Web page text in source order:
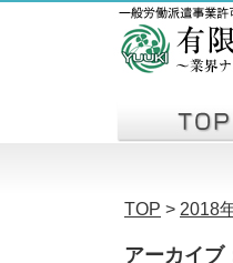
TOP > 2018
アーカイブ